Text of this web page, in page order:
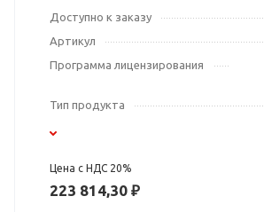
Доступно к заказу
Артикул
Программа лицензирования
Тип продукта
Цена с НДС 20%
223 814,30 ₽